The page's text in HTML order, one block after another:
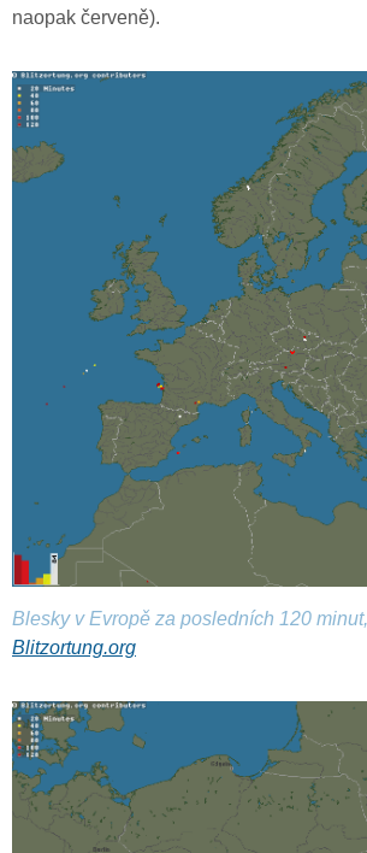
naopak červeně).
Blesky v Evropě za posledních 120
Blitzortung.org